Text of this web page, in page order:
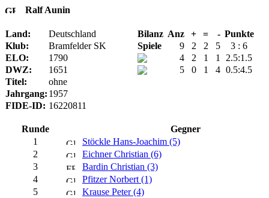
Ralf Aunin
Land: Deutschland Bilanz Anz + = - Punkte
Klub:
Bramfelder SK Spiele 9 2 2 5
3 : 6
ELO:
1790 4 2 1 1
2.5:1.5
DWZ:
1651 5 0 1 4 0.5:4.5
Titel:
ohne
Jahrgang: 1957
FIDE-ID: 16220811
Runde
Gegner
1
Stöckle Hans-Joachim (5)
2
Eichner Christian (6)
3
Bardin Christian (3)
4
Pfitzer Norbert (1)
5
Krause Peter (4)